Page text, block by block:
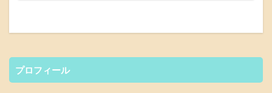
プロフィール